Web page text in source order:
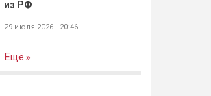
из РФ
29 июля 2026 - 20:46
Ещё